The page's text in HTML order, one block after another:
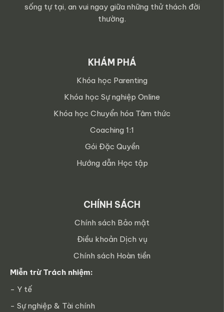
sống tự tại, an vui ngay giữa những thử thách đời
thường.
KHÁM PHÁ
Khóa học Parenting
Khóa học Sự nghiệp Online
Khóa học Chuyển hóa Tâm thức
Coaching 1:1
Gói Đặc Quyền
Hướng dẫn Học tập
CHÍNH SÁCH
Chính sách Bảo mật
Điều khoản Dịch vụ
Chính sách Hoàn tiền
Miễn trừ Trách nhiệm:
- Y tế
- Sự nghiệp & Tài chính